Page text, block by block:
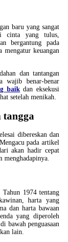
baru yang sangat
cinta yang tulus,
bergantung pada
mengatur keuangan
dan tantangan
wajib benar-benar
baikdan eksekusi
setelah menikah.
dibereskan dan
pada artikel
akan hadir cepat
menghadapinya.
1974 tentang
harta yang
dan harta bawaan
yang diperoleh
bawah penguasaan
lain.